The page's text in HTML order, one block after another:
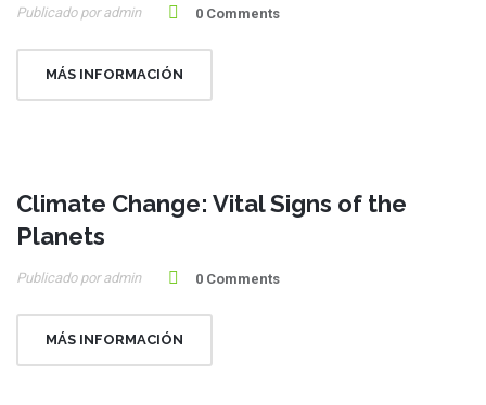
Publicado por admin 0 Comments
MÁS INFORMACIÓN
10
May
Climate Change: Vital Signs of the
Planets
Publicado por admin 0 Comments
MÁS INFORMACIÓN